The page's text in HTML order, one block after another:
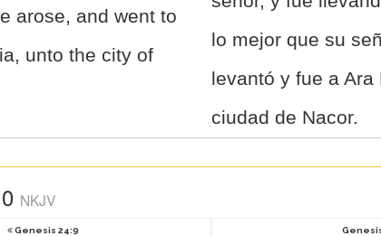
arose, and went to
unto the city of
lo mejor que su
levantó y fue a Ara
ciudad de Nacor.
NKJV
Genesis 24:9